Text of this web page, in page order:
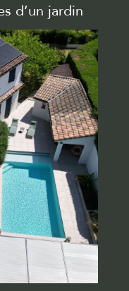
d’un jardin